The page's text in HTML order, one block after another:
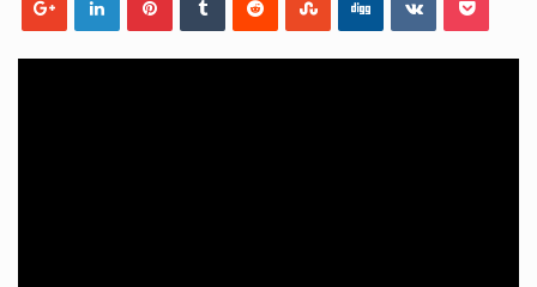
A Associação Ambiental Terrimar divulgou hoje os dados sobre a época de desova das tartarugas…